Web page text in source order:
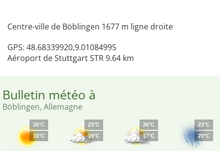
Centre-ville de Böblingen 1677 m ligne droite
GPS: 48.68339920,9.01084995
Aéroport de Stuttgart STR 9.64 km
Bulletin météo à
Böblingen, Allemagne
26°C
16°C
23°C
19°C
26°C
17°C
23°C
20°C